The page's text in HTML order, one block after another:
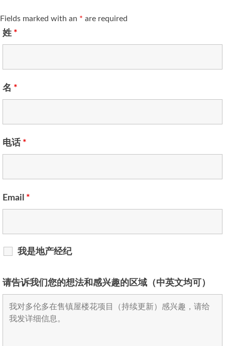
Fields marked with an * are required
姓 *
名 *
电话 *
Email *
我是地产经纪
请告诉我们您的想法和感兴趣的区域（中英文均可）